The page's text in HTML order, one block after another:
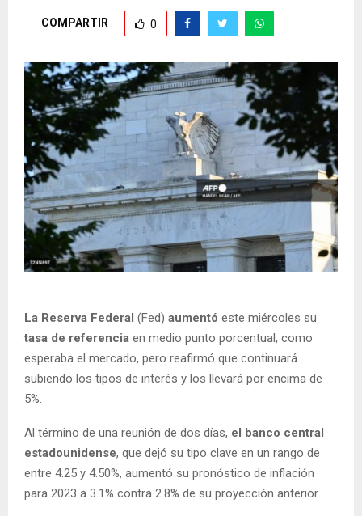
COMPARTIR 0
La Reserva Federal (Fed) aumentó este miércoles su
tasa de referencia en medio punto porcentual, como
esperaba el mercado, pero reafirmó que continuará
subiendo los tipos de interés y los llevará por encima de
5%.
Al término de una reunión de dos días, el banco central
estadounidense, que dejó su tipo clave en un rango de
entre 4.25 y 4.50%, aumentó su pronóstico de inflación
para 2023 a 3.1% contra 2.8% de su proyección anterior.